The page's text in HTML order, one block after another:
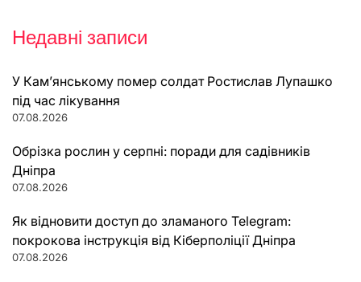
Недавні записи
У Кам’янському помер солдат Ростислав Лупашко
під час лікування
07.08.2026
Обрізка рослин у серпні: поради для садівників
Дніпра
07.08.2026
Як відновити доступ до зламаного Telegram:
покрокова інструкція від Кіберполіції Дніпра
07.08.2026